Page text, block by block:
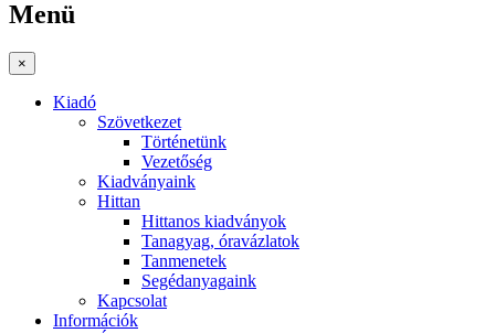
Menü
×
Kiadó
Szövetkezet
Történetünk
Vezetőség
Kiadványaink
Hittan
Hittanos kiadványok
Tanagyag, óravázlatok
Tanmenetek
Segédanyagaink
Kapcsolat
Információk